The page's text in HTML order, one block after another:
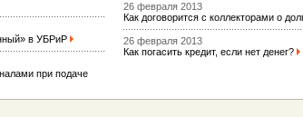
в УБРиР
при подаче
26 февраля 2013
Как договорится с коллекторами о
26 февраля 2013
Как погасить кредит, если нет денег?